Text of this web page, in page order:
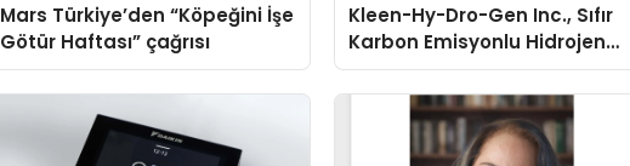
Mars Türkiye’den “Köpeğini İşe
Götür Haftası” çağrısı
Kleen-Hy-Dro-Gen Inc., Sıfır
Karbon Emisyonlu Hidrojen
Isıtma Teknolojisinde ISO ve
TSSA Düzenleyici Onaylarını